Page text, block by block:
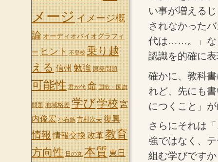
い事が増える
されなかった
代は……。」な
認識を的確に
確かに、教科
れど、先にも
につくこと」
さらにそれは
強ではなく、
組む学びです
メージ イメージ概
論 オーディオバイオグラフィ
ー ヒント 不登校 乗り越
える信州 勉強 原発問題
可能性 君が代 命 国歌・国旗
問題 地域格差 学び学校 宮
内俊宏 小布施 市村次夫 復興
情報情報交換 改革教育
方向性 日の丸 本質東日